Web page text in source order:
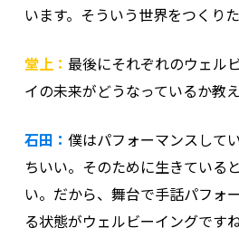
います。そういう世界をつくりた
堂上： 最後にそれぞれのウェル
イの未来がどうなっているか教
石田： 僕はパフォーマンスして
ちいい。そのために生きている
い。だから、舞台で手話パフォ
る状態がウェルビーイングですね